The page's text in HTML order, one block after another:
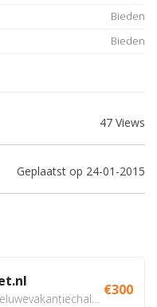
Bieden
Bieden
47 Views
Geplaatst op 24-01-2015
€300